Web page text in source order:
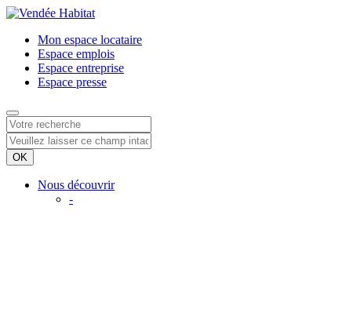
Mon espace locataire
Espace emplois
Espace entreprise
Espace presse
Nous découvrir
-